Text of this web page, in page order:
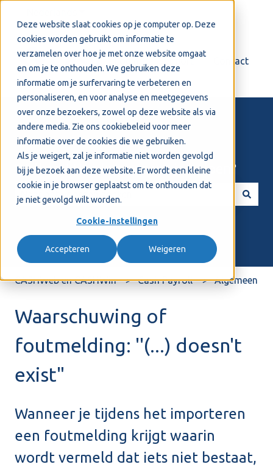
Deze website slaat cookies op je computer op. Deze
cookies worden gebruikt om informatie te
verzamelen over hoe je met onze website omgaat
en om je te onthouden. We gebruiken deze
informatie om je surfervaring te verbeteren en
personaliseren, en voor analyse en meetgegevens
over onze bezoekers, zowel op deze website als via
andere media. Zie ons cookiebeleid voor meer
informatie over de cookies die we gebruiken.
Als je weigert, zal je informatie niet worden gevolgd
bij je bezoek aan deze website. Er wordt een kleine
cookie in je browser geplaatst om te onthouden dat
je niet gevolgd wilt worden.
Cookie-instellingen
Accepteren Weigeren
Support Contact
Welkom! Hoe kunnen we je helpen?
CASHWeb en CASHWin Cash Payroll Algemeen
Waarschuwing of
foutmelding: ''(...) doesn't
exist"
Wanneer je tijdens het importeren
een foutmelding krijgt waarin
wordt vermeld dat iets niet bestaat,